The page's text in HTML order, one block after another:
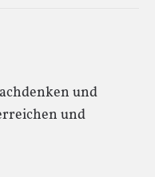
und
und